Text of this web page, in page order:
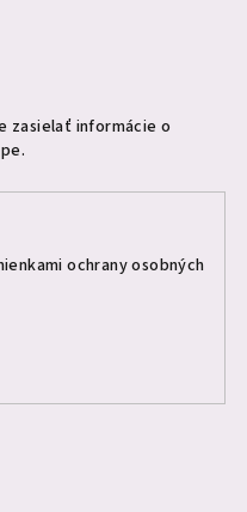
zasielať informácie o
ochrany osobných